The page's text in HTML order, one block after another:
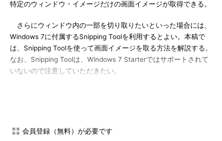
特定のウィンドウ・イメージだけの画面イメージが取得できる。
さらにウィンドウ内の一部を切り取りたいといった場合には、
Windows 7に付属するSnipping Toolを利用するとよい。本稿で
は、Snipping Toolを使って画面イメージを取る方法を解説する。
なお、Snipping Toolは、Windows 7 Starterではサポートされて
いないので注意していただきたい。
Snipping Toolのウィドウが開くとともに、デスクトップ画面が少
会員登録（無料）が必要です